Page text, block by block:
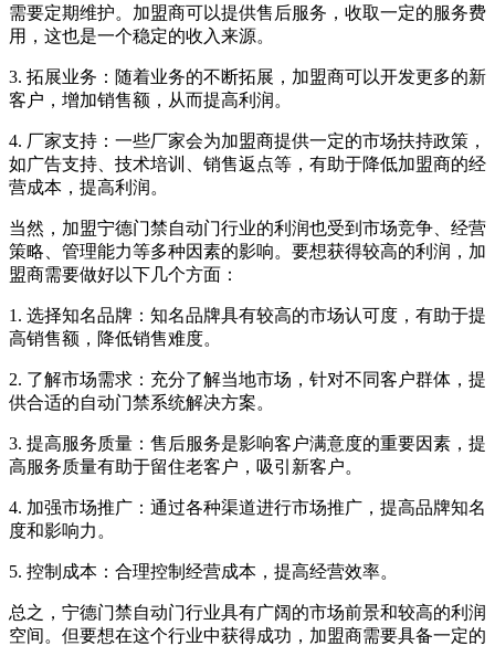
需要定期维护。加盟商可以提供售后服务，收取一定的服务费
用，这也是一个稳定的收入来源。
3. 拓展业务：随着业务的不断拓展，加盟商可以开发更多的新
客户，增加销售额，从而提高利润。
4. 厂家支持：一些厂家会为加盟商提供一定的市场扶持政策，
如广告支持、技术培训、销售返点等，有助于降低加盟商的经
营成本，提高利润。
当然，加盟宁德门禁自动门行业的利润也受到市场竞争、经营
策略、管理能力等多种因素的影响。要想获得较高的利润，加
盟商需要做好以下几个方面：
1. 选择知名品牌：知名品牌具有较高的市场认可度，有助于提
高销售额，降低销售难度。
2. 了解市场需求：充分了解当地市场，针对不同客户群体，提
供合适的自动门禁系统解决方案。
3. 提高服务质量：售后服务是影响客户满意度的重要因素，提
高服务质量有助于留住老客户，吸引新客户。
4. 加强市场推广：通过各种渠道进行市场推广，提高品牌知名
度和影响力。
5. 控制成本：合理控制经营成本，提高经营效率。
总之，宁德门禁自动门行业具有广阔的市场前景和较高的利润
空间。但要想在这个行业中获得成功，加盟商需要具备一定的